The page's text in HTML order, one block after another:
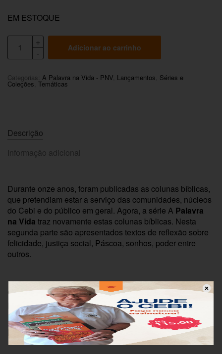
EM ESTOQUE
Adicionar ao carrinho
Categorias: A Palavra na Vida - PNV Lançamentos Séries e
Coleções Temáticas
Descrição
Informação adicional
Durante onze anos, foram publicadas as colunas bíblicas,
que pretendiam estar a serviço das comunidades, núcleos
do Cebi e do público em geral. Agora, a série A Palavra
na Vida traz novamente estas colunas bíblicas. Nesta
segunda parte são apresentados textos de reflexão sobre
felicidade, justiça social, Páscoa, sonhos, poder entre
outros.
Código: PNV280
Editora: Cebi
ISBN: 9788577331277
Número de páginas: 47